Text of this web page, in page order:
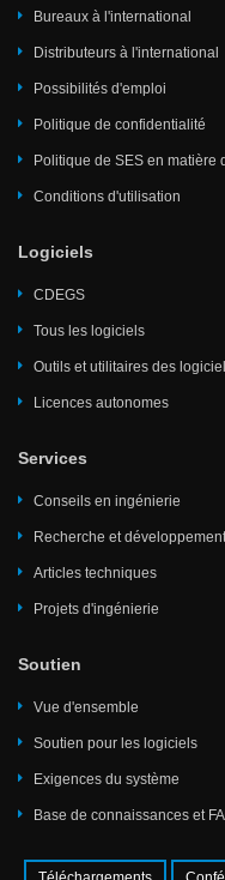
Bureaux à l'international
Distributeurs à l'international
Possibilités d'emploi
Politique de confidentialité
Politique de SES en matière
Conditions d'utilisation
Logiciels
CDEGS
Tous les logiciels
Outils et utilitaires des
Licences autonomes
Services
Conseils en ingénierie
Recherche et développement
Articles techniques
Projets d'ingénierie
Soutien
Vue d'ensemble
Soutien pour les logiciels
Exigences du système
Base de connaissances et